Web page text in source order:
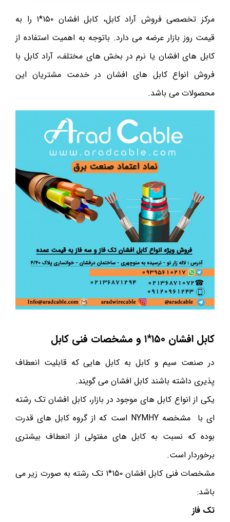
مرکز تخصصی فروش آراد کابل، کابل افشان ۱۵۰*۱ را به
قیمت روز بازار عرضه می دارد. باتوجه به اهمیت استفاده از
کابل های افشان یا نرم در بخش های مختلف، آراد کابل با
فروش انواع کابل های افشان در خدمت مشتریان این
محصولات می باشد.
کابل افشان ۱۵۰*۱ و مشخصات فنی کابل
در صنعت سیم و کابل به کابل هایی که قابلیت انعطاف
پذیری داشته باشند کابل افشان می گویند.
یکی از انواع کابل های موجود در بازار، کابل افشان تک رشته
ای با مشخصه NYMHY است که از گروه کابل های قدرت
بوده که نسبت به کابل های مفتولی از انعطاف بیشتری
برخوردار است.
مشخصات فنی کابل افشان ۱۵۰*۱ تک رشته به صورت زیر می
باشد:
تک فاز